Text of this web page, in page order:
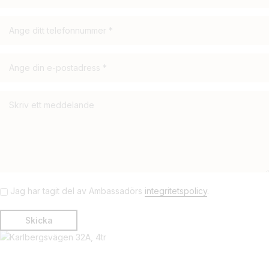
Jag har tagit del av Ambassadörs integritetspolicy.